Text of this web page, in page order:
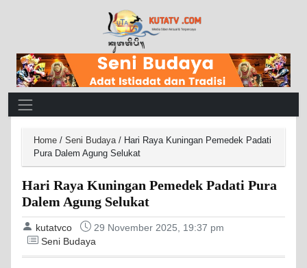
Main Navigation
Home / Seni Budaya / Hari Raya Kuningan Pemedek Padati
Pura Dalem Agung Selukat
Hari Raya Kuningan Pemedek Padati Pura
Dalem Agung Selukat
kutatvco
29 November 2025, 19:37 pm
Seni Budaya